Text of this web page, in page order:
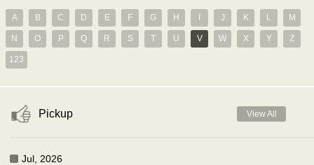
A B C D E F G H J K L M
N O P Q R S T U V W X Y Z
123
Pickup View All
Jul, 2026